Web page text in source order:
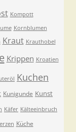
Kompott
Kornblumen
Kraut Krauthobel
Krippen Kroatien
Kuchen
Kunigunde Kunst
Käfer Kälteeinbruch
Küche